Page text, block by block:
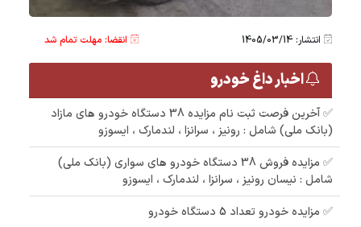
انتشار: 1405/03/14 انقضا: مهلت تمام شد
اخبار داغ خودرو
✅ آخرین فرصت ثبت نام مزایده 38 دستگاه خودرو های مازاد
(بانک ملی) شامل : رونیز ، سرانزا ، لندمارک ، ایسوزو
✅ مزایده فروش 38 دستگاه خودرو های سواری (بانک ملی)
شامل : نیسان رونیز ، سرانزا ، لندمارک ، ایسوزو
✅ مزایده خودرو تعداد 5 دستگاه خودرو